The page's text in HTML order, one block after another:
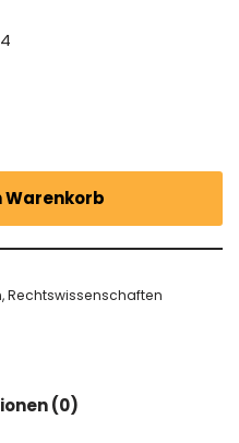
Warenkorb
,Rechtswissenschaften
(0)